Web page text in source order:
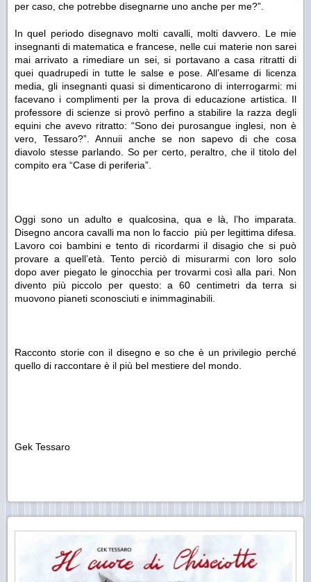
per caso, che potrebbe disegnarne uno anche per me?”.
In quel periodo disegnavo molti cavalli, molti davvero. Le mie
insegnanti di matematica e francese, nelle cui materie non sarei
mai arrivato a rimediare un sei, si portavano a casa ritratti di
quei quadrupedi in tutte le salse e pose. All’esame di licenza
media, gli insegnanti quasi si dimenticarono di interrogarmi: mi
facevano i complimenti per la prova di educazione artistica. Il
professore di scienze si provò perfino a stabilire la razza degli
equini che avevo ritratto: “Sono dei purosangue inglesi, non è
vero, Tessaro?”. Annuii anche se non sapevo di che cosa
diavolo stesse parlando. So per certo, peraltro, che il titolo del
compito era “Case di periferia”.
Oggi sono un adulto e qualcosina, qua e là, l’ho imparata.
Disegno ancora cavalli ma non lo faccio più per legittima difesa.
Lavoro coi bambini e tento di ricordarmi il disagio che si può
provare a quell’età. Tento perciò di misurarmi con loro solo
dopo aver piegato le ginocchia per trovarmi così alla pari. Non
divento più piccolo per questo: a 60 centimetri da terra si
muovono pianeti sconosciuti e inimmaginabili.
Racconto storie con il disegno e so che è un privilegio perché
quello di raccontare è il più bel mestiere del mondo.
Gek Tessaro